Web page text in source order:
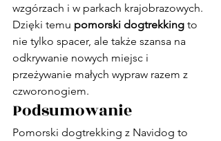
wzgórzach i w parkach krajobrazowych.
Dzięki temu pomorski dogtrekking to
nie tylko spacer, ale także szansa na
odkrywanie nowych miejsc i
przeżywanie małych wypraw razem z
czworonogiem.
Podsumowanie
Pomorski dogtrekking z Navidog to